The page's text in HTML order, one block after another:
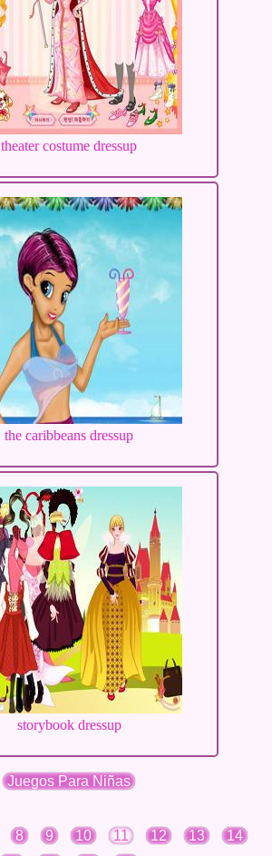
theater costume dressup
the caribbeans dressup
storybook dressup
Juegos Para Niñas
8 9 10 11 12 13
14